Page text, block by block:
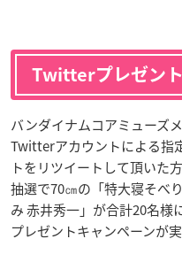
Twitterプレゼン
バンダイナムコアミューズ
Twitterアカウントによる指
トをリツイートして頂いた
抽選で70㎝の「特大寝そべ
み 赤井秀一」が合計20名様
プレゼントキャンペーンが